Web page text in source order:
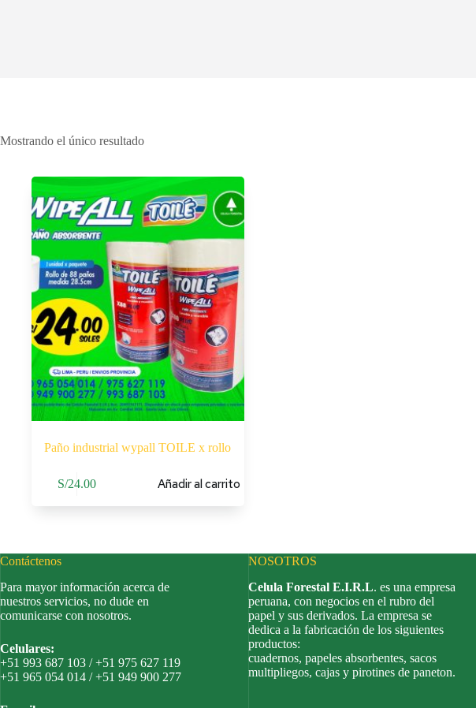
Mostrando el único resultado
Paño industrial wypall TOILE x rollo
S/24.00 Añadir al carrito
Contáctenos
Para mayor información acerca de
nuestros servicios, no dude en
comunicarse con nosotros.
Celulares:
+51 993 687 103 / +51 975 627 119
+51 965 054 014 / +51 949 900 277
NOSOTROS
Celula Forestal E.I.R.L. es una empresa
peruana, con negocios en el rubro del
papel y sus derivados. La empresa se
dedica a la fabricación de los siguientes
productos:
cuadernos, papeles absorbentes, sacos
multipliegos, cajas y pirotines de paneton.